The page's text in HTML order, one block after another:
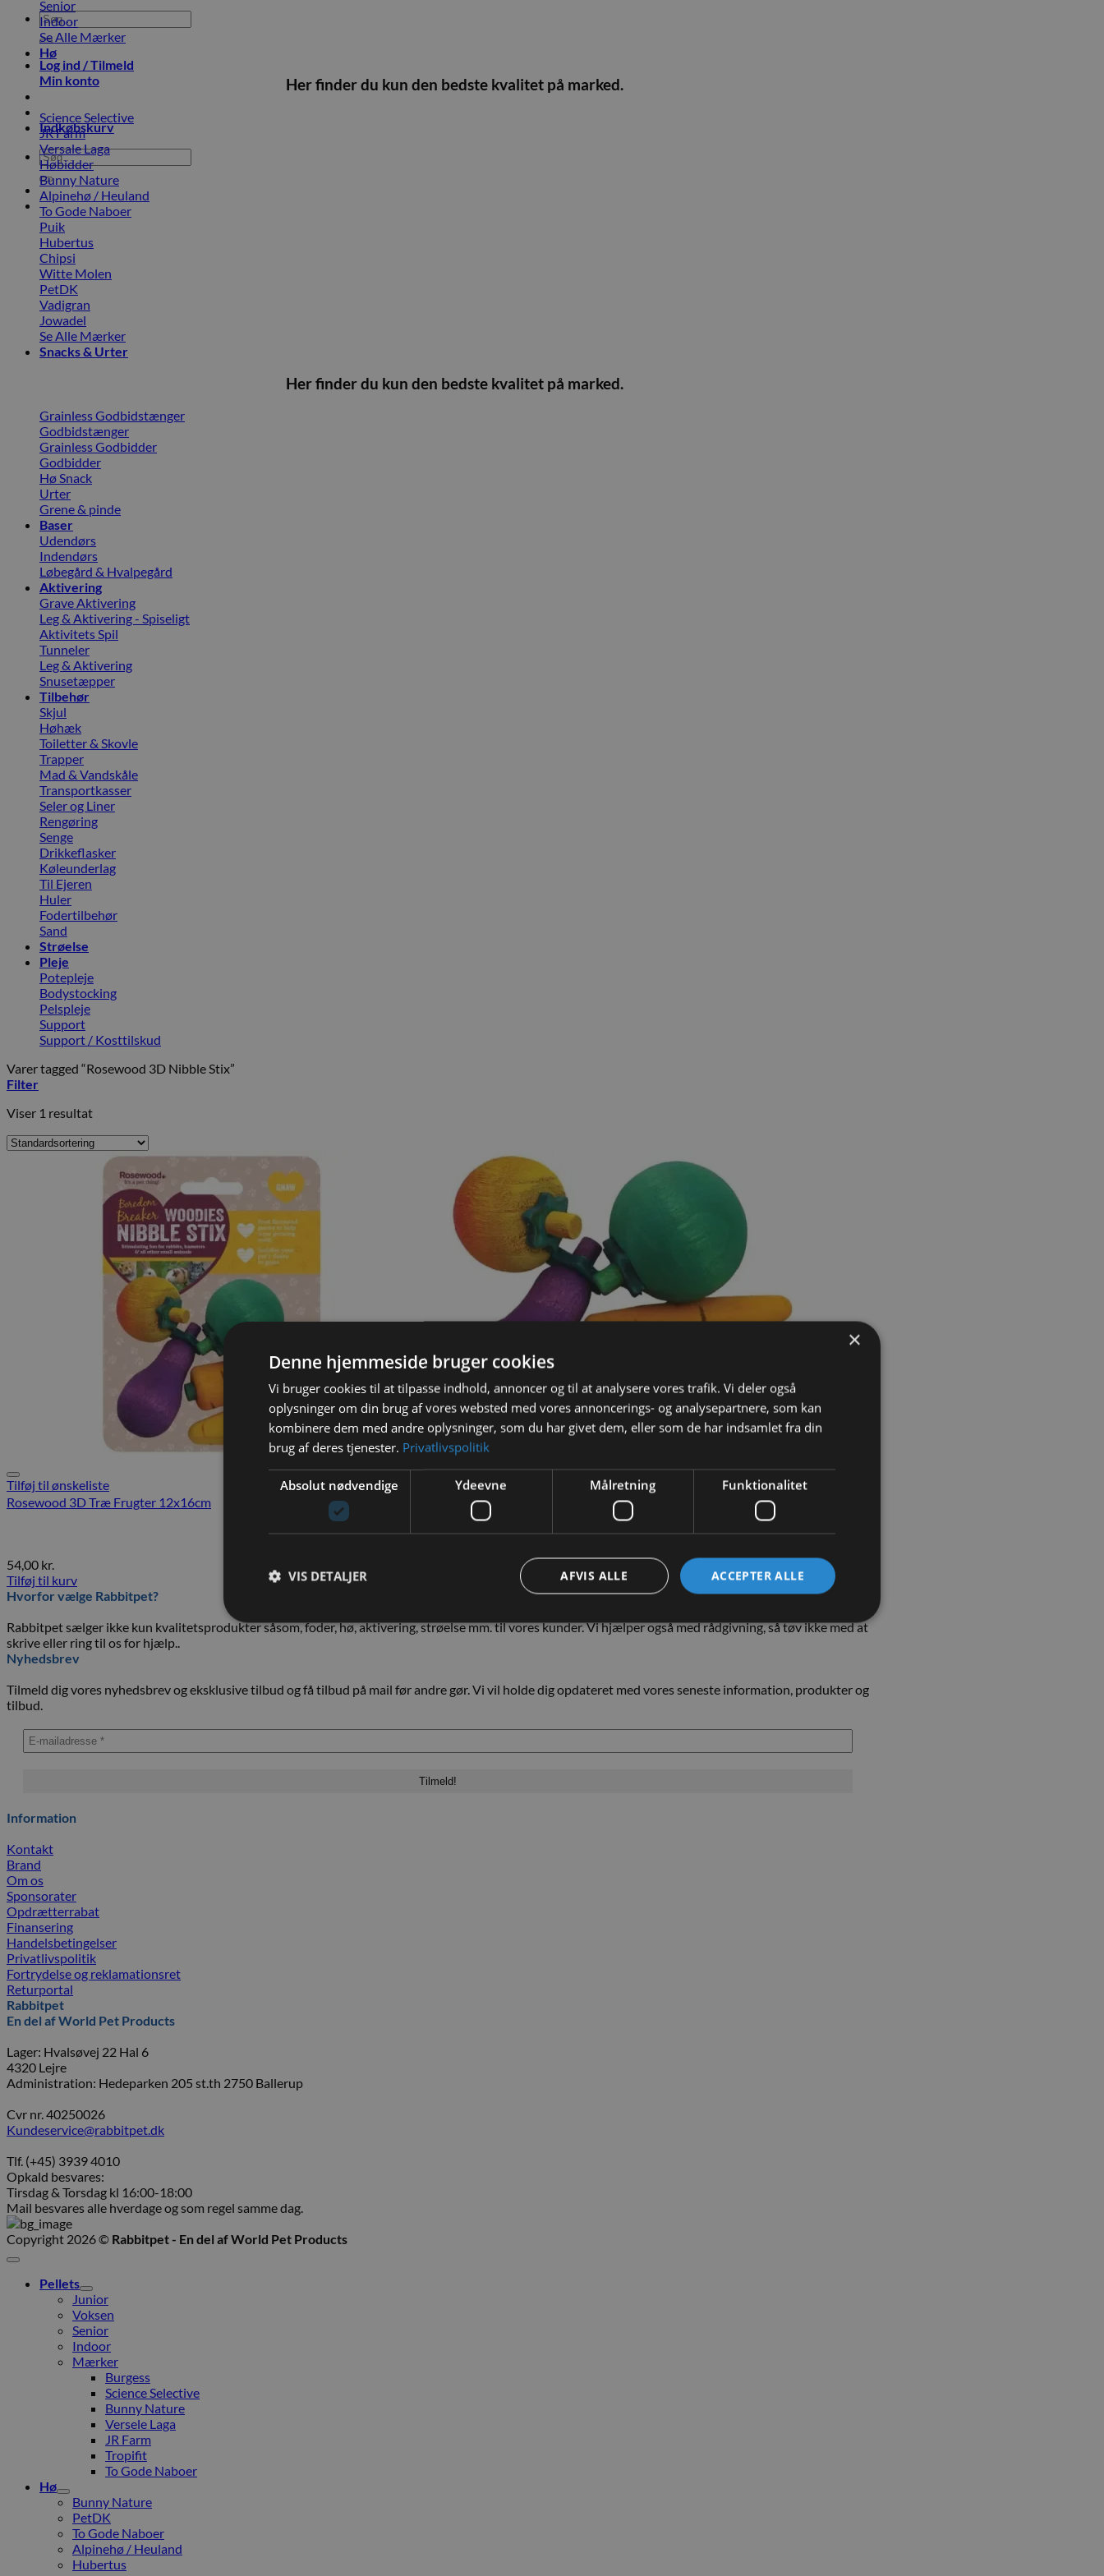
Søg
efter:
Log ind / Tilmeld
Min konto
Indkøbskurv
Søg
efter:
Senior
Indoor
Se Alle Mærker
Hø
Her finder du kun den bedste kvalitet på marked.
Science Selective
JR Farm
Versale Laga
Høbidder
Bunny Nature
Alpinehø / Heuland
To Gode Naboer
Puik
Hubertus
Chipsi
Witte Molen
PetDK
Vadigran
Jowadel
Se Alle Mærker
Snacks & Urter
Her finder du kun den bedste kvalitet på marked.
Grainless Godbidstænger
Godbidstænger
Grainless Godbidder
Godbidder
Hø Snack
Urter
Grene & pinde
Baser
Udendørs
Indendørs
Løbegård & Hvalpegård
Aktivering
Grave Aktivering
Leg & Aktivering - Spiseligt
Aktivitets Spil
Tunneler
Leg & Aktivering
Snusetæpper
Tilbehør
Skjul
Høhæk
Toiletter & Skovle
Trapper
Mad & Vandskåle
Transportkasser
Seler og Liner
Rengøring
Senge
Drikkeflasker
Køleunderlag
Til Ejeren
Huler
Fodertilbehør
Sand
Strøelse
Pleje
Potepleje
Bodystocking
Pelspleje
Support
Support / Kosttilskud
Varer tagged “Rosewood 3D Nibble Stix”
Filter
Viser 1 resultat
Tilføj til ønskeliste
Rosewood 3D Træ Frugter 12x16cm
54,00 kr.
Tilføj til kurv
Hvorfor vælge Rabbitpet?
Rabbitpet sælger ikke kun kvalitetsprodukter såsom, foder, hø, aktivering, strøelse mm. til vores kunder. Vi hjælper også med rådgivning, så tøv ikke med at
skrive eller ring til os for hjælp..
Nyhedsbrev
Tilmeld dig vores nyhedsbrev og eksklusive tilbud og få tilbud på mail før andre gør. Vi vil holde dig opdateret med vores seneste information, produkter og
tilbud.
Information
Kontakt
Brand
Om os
Sponsorater
Opdrætterrabat
Finansering
Handelsbetingelser
Privatlivspolitik
Fortrydelse og reklamationsret
Returportal
Rabbitpet
En del af World Pet Products
Lager: Hvalsøvej 22 Hal 6
4320 Lejre
Administration: Hedeparken 205 st.th 2750 Ballerup
Cvr nr. 40250026
Kundeservice@rabbitpet.dk
Tlf. (+45) 3939 4010
Opkald besvares:
Tirsdag & Torsdag kl 16:00-18:00
Mail besvares alle hverdage og som regel samme dag.
Copyright 2026 © Rabbitpet - En del af World Pet Products
Pellets
Junior
Voksen
Senior
Indoor
Mærker
Burgess
Science Selective
Bunny Nature
Versele Laga
JR Farm
Tropifit
To Gode Naboer
Hø
Bunny Nature
PetDK
To Gode Naboer
Alpinehø / Heuland
Hubertus
×
Denne hjemmeside bruger cookies
Vi bruger cookies til at tilpasse indhold, annoncer og til at analysere vores trafik. Vi deler også
oplysninger om din brug af vores websted med vores annoncerings- og analysepartnere, som kan
kombinere dem med andre oplysninger, som du har givet dem, eller som de har indsamlet fra din
brug af deres tjenester. Privatlivspolitik
Absolut nødvendige Ydeevne Målretning Funktionalitet
ACCEPTER ALLE
AFVIS ALLE
VIS DETALJER